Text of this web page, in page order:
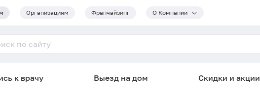
Организациям Франчайзинг О Компании
к врачу Выезд на дом Скидки и акции